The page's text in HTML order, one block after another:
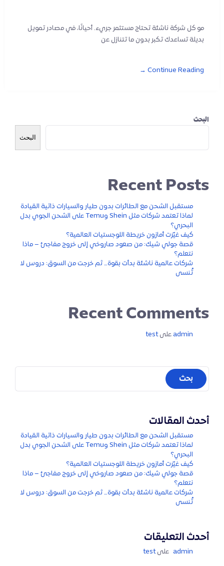
مو كل شركة ناشئة تحتاج مستثمر جريء. أحيانًا، في مصادر تمويل
بديلة تساعدك تكبر بدون ما تتنازل عن
Continue Reading →
البحث
البحث
Recent Posts
مستقبل الشحن مع الطائرات بدون طيار والسيارات ذاتية القيادة
لماذا تعتمد شركات مثل Shein وTemu على الشحن الجوي بدل
البحري؟
كيف غيّرت أمازون خريطة اللوجستيات العالمية؟
قصة جولي شيك: من صعود صاروخي إلى خروج مفاجئ – ماذا
نتعلم؟
شركات عالمية ناشئة بدأت بقوة… ثم خرجت من السوق: دروس لا
تُنسى
Recent Comments
adminعلىtest
أحدث المقالات
مستقبل الشحن مع الطائرات بدون طيار والسيارات ذاتية القيادة
لماذا تعتمد شركات مثل Shein وTemu على الشحن الجوي بدل
البحري؟
كيف غيّرت أمازون خريطة اللوجستيات العالمية؟
قصة جولي شيك: من صعود صاروخي إلى خروج مفاجئ – ماذا
نتعلم؟
شركات عالمية ناشئة بدأت بقوة… ثم خرجت من السوق: دروس لا
تُنسى
أحدث التعليقات
admin علىtest